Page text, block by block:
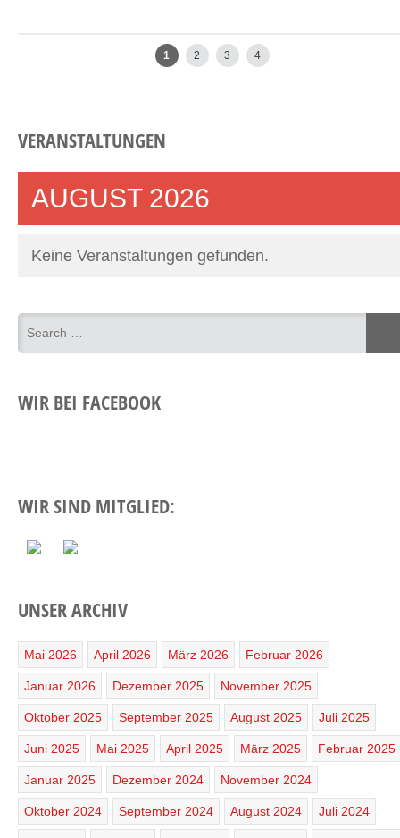
1 2 3 4
VERANSTALTUNGEN
AUGUST 2026
Keine Veranstaltungen gefunden.
WIR BEI FACEBOOK
WIR SIND MITGLIED:
UNSER ARCHIV
Mai 2026 April 2026 März 2026 Februar 2026
Januar 2026 Dezember 2025 November 2025
Oktober 2025 September 2025 August 2025 Juli 2025
Juni 2025 Mai 2025 April 2025 März 2025 Februar 2025
Januar 2025 Dezember 2024 November 2024
Oktober 2024 September 2024 August 2024 Juli 2024